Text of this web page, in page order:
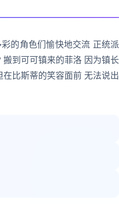
的角色们愉快地交流 正统派
到可可镇来的菲洛 因为镇长
比斯蒂的笑容面前 无法说出